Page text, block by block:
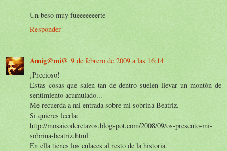
Un beso muy fueeeeeeerte
Responder
Amig@mi@ 9 de febrero de 2009 a las 16:14
¡Precioso!
Estas cosas que salen tan de dentro suelen llevar un montón de
sentimiento acumulado...
Me recuerda a mi entrada sobre mi sobrina Beatriz.
Si quieres leerla:
http://mosaicoderetazos.blogspot.com/2008/09/os-presento-mi-
sobrina-beatriz.html
En ella tienes los enlaces al resto de la historia.